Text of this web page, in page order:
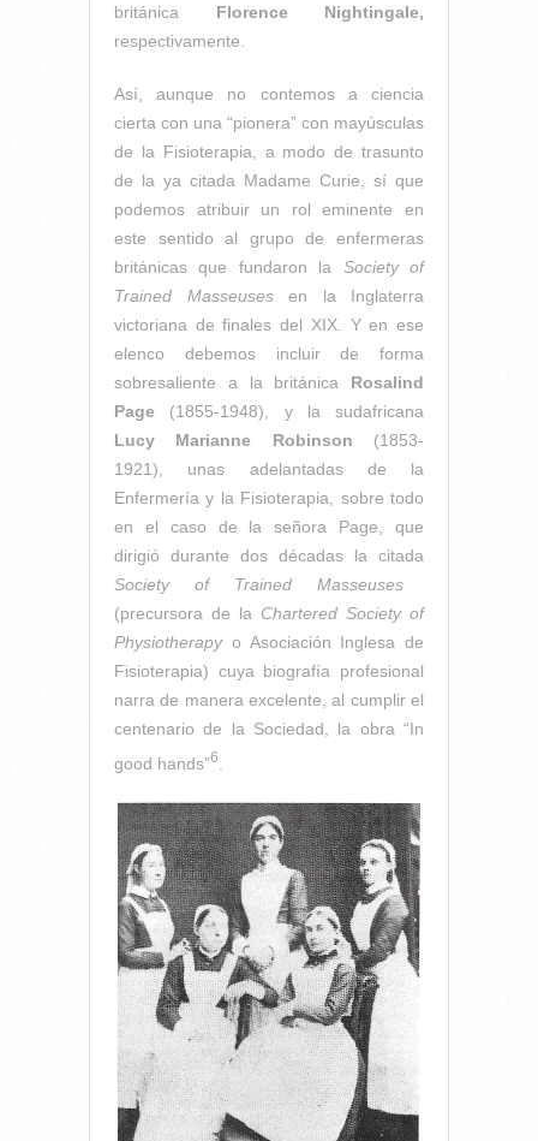
británica Florence Nightingale,
respectivamente.
Así, aunque no contemos a ciencia
cierta con una “pionera” con mayúsculas
de la Fisioterapia, a modo de trasunto
de la ya citada Madame Curie, sí que
podemos atribuir un rol eminente en
este sentido al grupo de enfermeras
británicas que fundaron la Society of
Trained Masseusesen la Inglaterra
victoriana de finales del XIX. Y en ese
elenco debemos incluir de forma
sobresaliente a la británica Rosalind
Page (1855-1948), y la sudafricana
Lucy Marianne Robinson (1853-
1921), unas adelantadas de la
Enfermería y la Fisioterapia, sobre todo
en el caso de la señora Page, que
dirigió durante dos décadas la citada
Society of Trained Masseuses
(precursora de la Chartered Society of
Physiotherapyo Asociación Inglesa de
Fisioterapia) cuya biografía profesional
narra de manera excelente, al cumplir el
centenario de la Sociedad, la obra “In
good hands”6